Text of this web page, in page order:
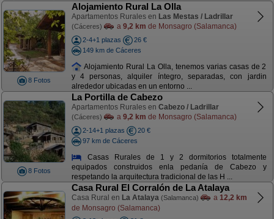
8 Fotos
Alojamiento Rural La Olla
Apartamentos Rurales en Las Mestas / Ladrillar
(Cáceres) a 9,2 km de Monsagro (Salamanca)
2-4+1 plazas
26 €
149 km de Cáceres
Alojamiento Rural La Olla, tenemos varias casas de 2
y 4 personas, alquiler íntegro, separadas, con jardin
alrededor ubicadas en un entorno ...
8 Fotos
La Portilla de Cabezo
Apartamentos Rurales en Cabezo / Ladrillar
(Cáceres) a 9,2 km de Monsagro (Salamanca)
2-14+1 plazas
20 €
97 km de Cáceres
Casas Rurales de 1 y 2 dormitorios totalmente
equipados construidos enla pedanía de Cabezo y
respetando la arquitectura tradicional de las H ...
Casa Rural El Corralón de La Atalaya
Casa Rural en La Atalaya (Salamanca) a 12,2 km
de Monsagro (Salamanca)